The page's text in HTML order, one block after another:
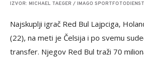
IZVOR: MICHAEL TAEGER / IMAGO
Najskuplji igrač Red Bul Lajpciga,
(22), na meti je Čelsija i po svemu
transfer. Njegov Red Bul traži 70